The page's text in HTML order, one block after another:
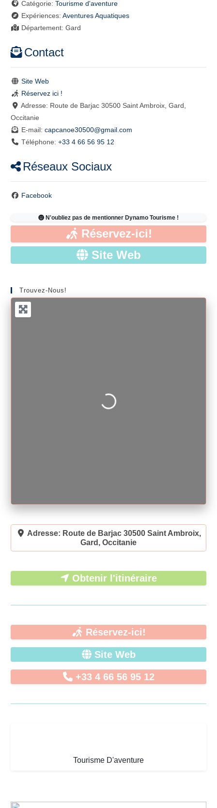
Catégorie: Tourisme d'aventure
Expériences: Aventures Aquatiques
Département: Gard
Contact
Site Web
Réservez ici !
Adresse: Route de Barjac 30500 Saint Ambroix, Gard,
Occitanie
E-mail: capcanoe30500@gmail.com
Téléphone: +33 4 66 56 95 12
Réseaux Sociaux
Facebook
N'oubliez pas de mentionner Dynamo Tourisme !
Réservez-ici!
Site Web
Trouvez-Nous!
Loading...
Adresse: Route de Barjac 30500 Saint Ambroix,
Gard, Occitanie
Obtenir l'itinéraire
Réservez-ici!
Site Web
+33 4 66 56 95 12
Tourisme D'aventure